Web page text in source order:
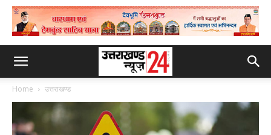
Home उत्तराखण्ड